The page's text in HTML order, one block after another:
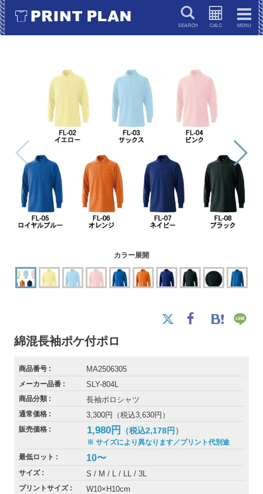
カラー展開
綿混長袖ポケ付ポロ
商品番号 MA2506305
メーカー品番 SLY-804L
商品分類 長袖ポロシャツ
通常価格 3,300円（税込3,630円）
販売価格 1,980円 （税込2,178円）
※ サイズにより異なります／プリント代別途
最低ロット
10〜
サイズ S / M / L / LL / 3L
プリントサイズ
W10×H10cm